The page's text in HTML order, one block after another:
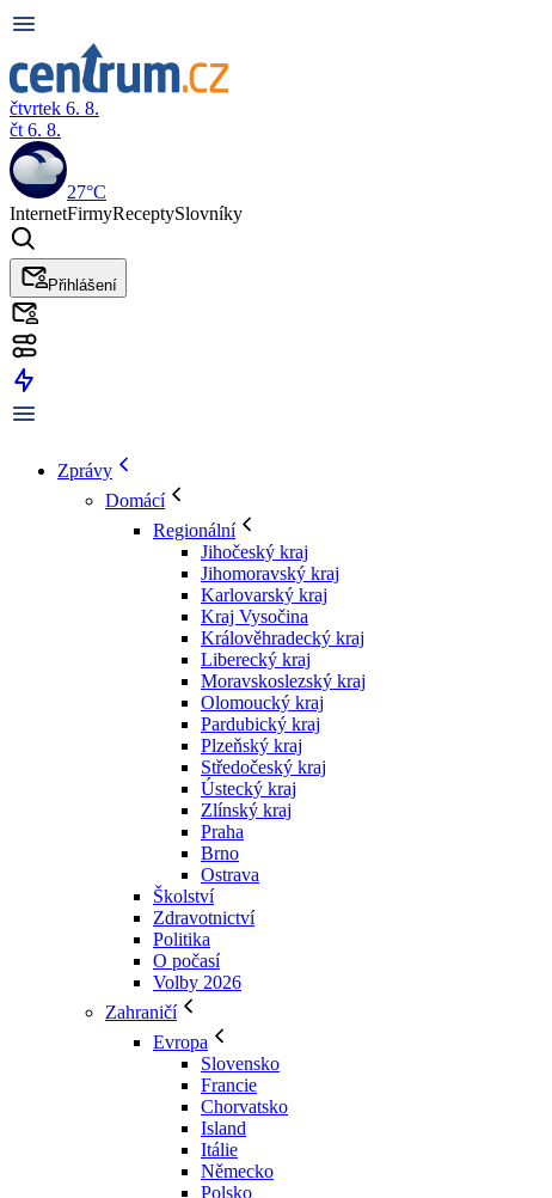
čtvrtek 6. 8.
čt 6. 8.
27°C
InternetFirmyReceptySlovníky
Přihlášení
Zprávy
Domácí
Regionální
Jihočeský kraj
Jihomoravský kraj
Karlovarský kraj
Kraj Vysočina
Králověhradecký kraj
Liberecký kraj
Moravskoslezský kraj
Olomoucký kraj
Pardubický kraj
Plzeňský kraj
Středočeský kraj
Ústecký kraj
Zlínský kraj
Praha
Brno
Ostrava
Školství
Zdravotnictví
Politika
O počasí
Volby 2026
Zahraničí
Evropa
Slovensko
Francie
Chorvatsko
Island
Itálie
Německo
Polsko